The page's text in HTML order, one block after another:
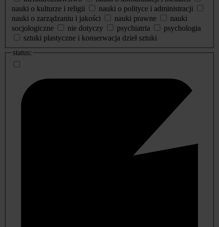
nauki o kulturze i religii
nauki o polityce i administracji
nauki o zarządzaniu i jakości
nauki prawne
nauki
socjologiczne
nie dotyczy psychiatria
psychologia
sztuki plastyczne i konserwacja dzieł sztuki
status: